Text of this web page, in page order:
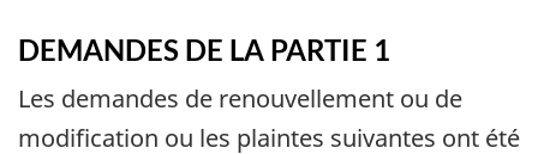
DEMANDES DE LA PARTIE 1
Les demandes de renouvellement ou de
modification ou les plaintes suivantes ont été